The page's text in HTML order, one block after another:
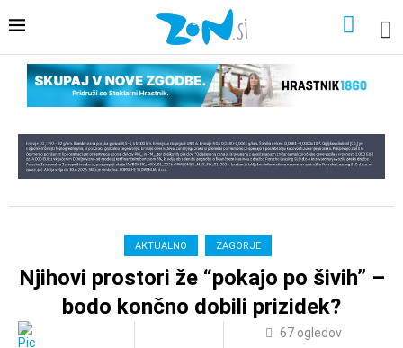
AKTUALNO ZAGORJE
Njihovi prostori že “pokajo po šivih” –
bodo končno dobili prizidek?
67 ogledov